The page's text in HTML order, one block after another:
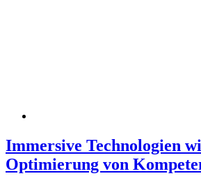
Immersive Technologien
Optimierung von